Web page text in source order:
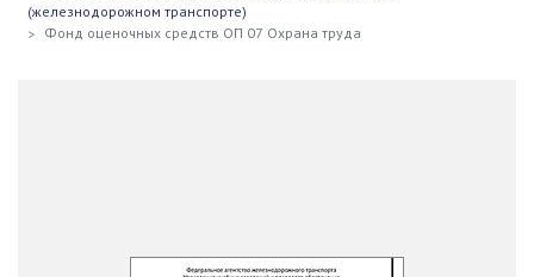
(железнодорожном транспорте)
Фонд оценочных средств ОП 07 Охрана труда